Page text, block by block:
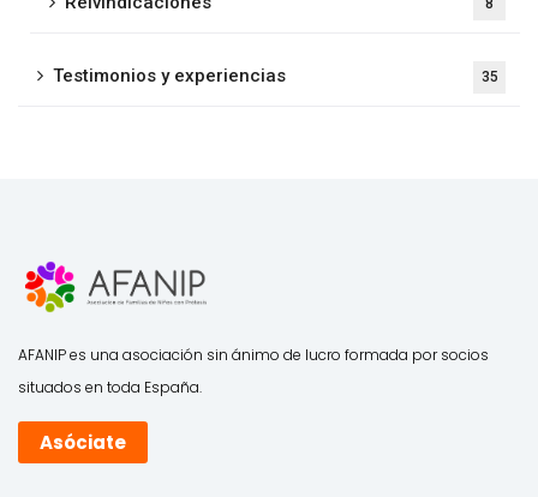
8
Testimonios y experiencias 35
AFANIP es una asociación sin ánimo de lucro formada por socios
situados en toda España.
Asóciate